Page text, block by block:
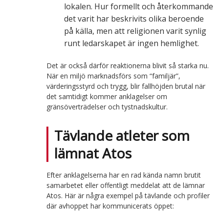
lokalen. Hur formellt och återkommande
det varit har beskrivits olika beroende
på källa, men att religionen varit synlig
runt ledarskapet är ingen hemlighet.
Det är också därför reaktionerna blivit så starka nu.
När en miljö marknadsförs som “familjär”,
värderingsstyrd och trygg, blir fallhöjden brutal när
det samtidigt kommer anklagelser om
gränsöverträdelser och tystnadskultur.
Tävlande atleter som
lämnat Atos
Efter anklagelserna har en rad kända namn brutit
samarbetet eller offentligt meddelat att de lämnar
Atos. Här är några exempel på tävlande och profiler
där avhoppet har kommunicerats öppet: